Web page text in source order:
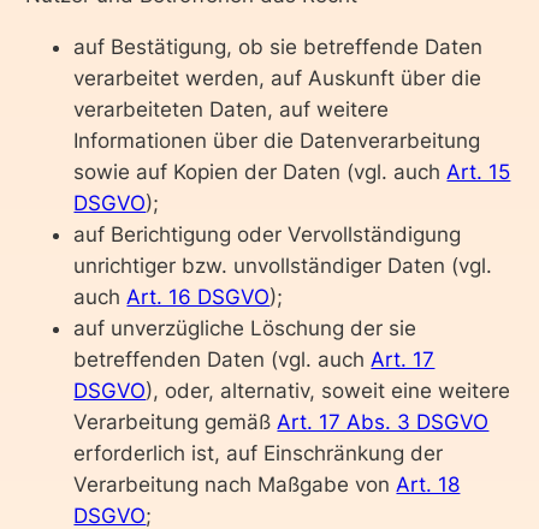
auf Bestätigung, ob sie betreffende Daten
verarbeitet werden, auf Auskunft über die
verarbeiteten Daten, auf weitere
Informationen über die Datenverarbeitung
sowie auf Kopien der Daten (vgl. auch Art. 15
DSGVO);
auf Berichtigung oder Vervollständigung
unrichtiger bzw. unvollständiger Daten (vgl.
auch Art. 16 DSGVO);
auf unverzügliche Löschung der sie
betreffenden Daten (vgl. auch Art. 17
DSGVO), oder, alternativ, soweit eine weitere
Verarbeitung gemäß Art. 17 Abs. 3 DSGVO
erforderlich ist, auf Einschränkung der
Verarbeitung nach Maßgabe von Art. 18
DSGVO;